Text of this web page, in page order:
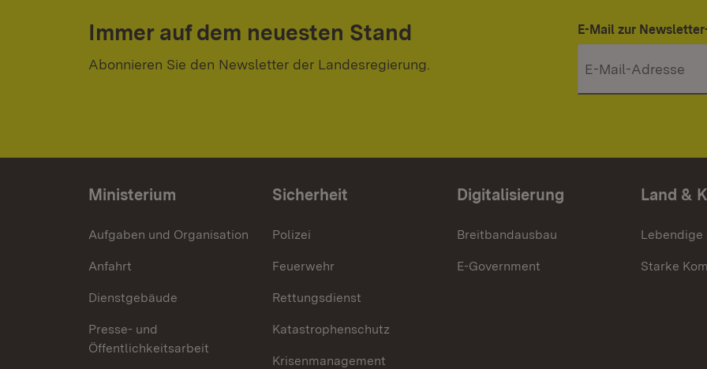
Immer auf dem neuesten Stand
Abonnieren Sie den Newsletter der Landesregierung.
E-Mail zur
Ministerium
Aufgaben und Organisation
Anfahrt
Dienstgebäude
Presse- und
Öffentlichkeitsarbeit
Sicherheit
Polizei
Feuerwehr
Rettungsdienst
Katastrophenschutz
Krisenmanagement
Digitalisierung
Breitbandausbau
E-Government
Land &
Lebendige
Starke